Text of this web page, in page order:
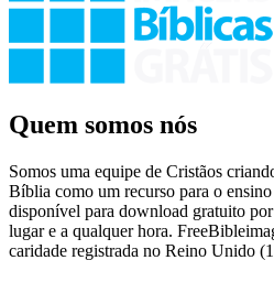
Quem somos nós
Somos uma equipe de Cristãos
Bíblia como um recurso para o ensino
disponível para download gratuito
lugar e a qualquer hora.
caridade registrada no Reino Unido